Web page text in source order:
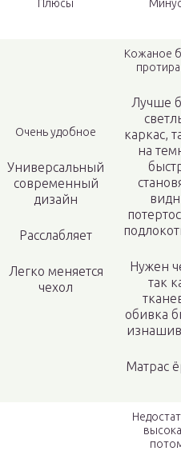
Плюсы
Очень удобное
Универсальный
современный
дизайн
Расслабляет
Легко меняется
чехол
Кожаное
Лучше
каркас,
на
Нужен
так
обивка
Матрас